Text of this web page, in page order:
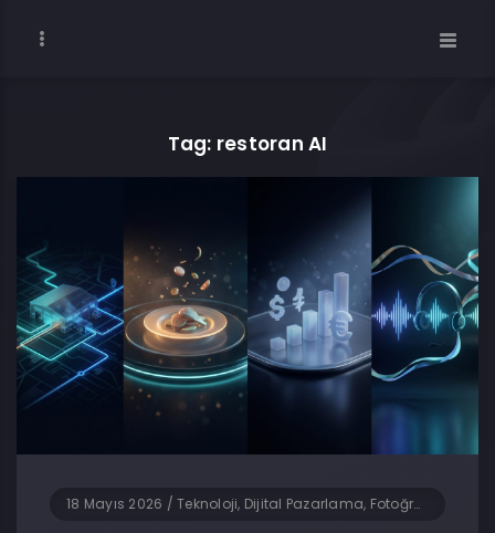
Tag: restoran AI
18 Mayıs 2026 / Teknoloji, Dijital Pazarlama, Fotoğrafçılık, Genel, Girişimcilik, Yapay Zeka, Yazılım